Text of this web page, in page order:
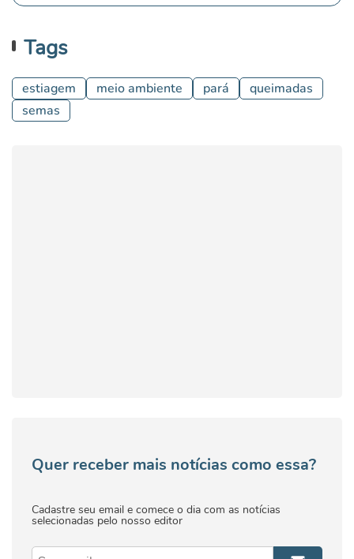
Tags
estiagem meio ambiente pará
queimadas
semas
Quer receber mais notícias como essa?
Cadastre seu email e comece o dia com as notícias
selecionadas pelo nosso editor